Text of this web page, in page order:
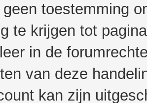
geen toestemming
te krijgen tot
in de
van deze
kan zijn